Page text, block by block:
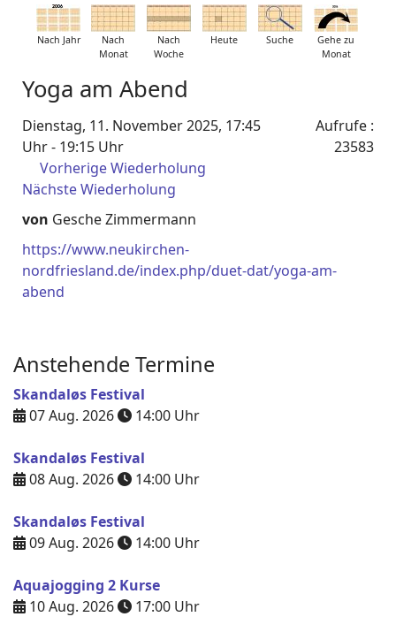
Nach Jahr
Nach
Monat
Nach
Woche
Heute Suche
Gehe zu
Monat
Yoga am Abend
Dienstag, 11. November 2025, 17:45
Uhr - 19:15 Uhr
Vorherige Wiederholung
Nächste Wiederholung
Aufrufe :
23583
von Gesche Zimmermann
https://www.neukirchen-
nordfriesland.de/index.php/duet-dat/yoga-am-
abend
Anstehende Termine
Skandaløs Festival
07 Aug. 2026
14:00 Uhr
Skandaløs Festival
08 Aug. 2026
14:00 Uhr
Skandaløs Festival
09 Aug. 2026
14:00 Uhr
Aquajogging 2 Kurse
10 Aug. 2026
17:00 Uhr